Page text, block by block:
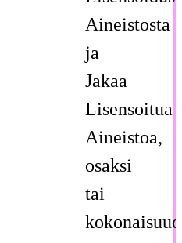
Aineistosta
ja
Jakaa
Lisensoitua
Aineistoa,
osaksi
tai